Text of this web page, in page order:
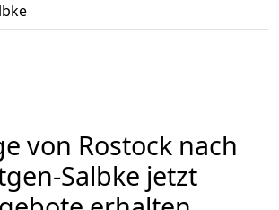
von Rostock nach
Salbke jetzt